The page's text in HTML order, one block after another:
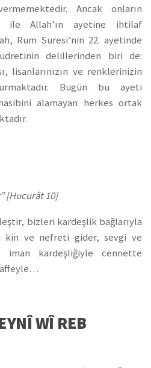
Ancak onların
ile Allah’ın ayetine ihtilaf
Rum Suresi’nin 22. ayetinde
delillerinden biri de:
lisanlarınızın ve renklerinizin
Bugün bu ayeti
alamayan herkes ortak
[Hucurât 10]
bizleri kardeşlik bağlarıyla
kin ve nefreti gider, sevgi ve
iman kardeşliğiyle cennette
WÎ REB